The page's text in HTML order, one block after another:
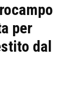
per
dal